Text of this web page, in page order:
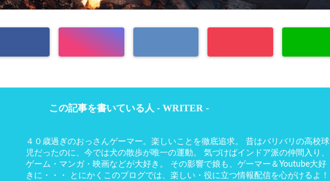
この記事を書いている人 - WRITER -
４０歳過ぎのおっさんゲーマー。楽しいことを徹底追求。 昔はバリバリの高校球
児だったのに、今では犬の散歩が唯一の運動。 気づけばインドア派の仲間入り、
ゲーム・マンガ・映画などが大好き。 その影響で娘も、ゲーマー＆Youtube大好
きに・・・ とにかくこのブログでは、楽しい・役に立つ情報配信を心がけるよ！